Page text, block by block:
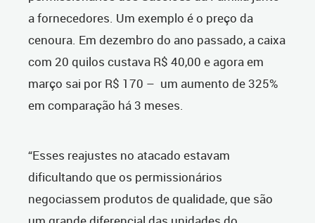
a fornecedores. Um exemplo é o preço da
cenoura. Em dezembro do ano passado, a caixa
com 20 quilos custava R$ 40,00 e agora em
março sai por R$ 170 – um aumento de 325%
em comparação há 3 meses.
“Esses reajustes no atacado estavam
dificultando que os permissionários
negociassem produtos de qualidade, que são